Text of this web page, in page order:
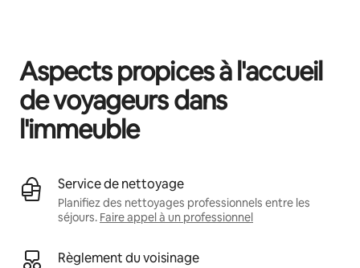
Aspects propices à l'accueil
de voyageurs dans
l'immeuble
Service de nettoyage
Planifiez des nettoyages professionnels entre les
séjours. Faire appel à un professionnel
Règlement du voisinage